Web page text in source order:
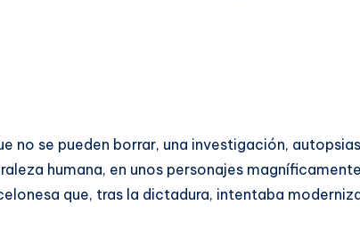
no se pueden borrar, una investigación,
humana, en unos personajes
que, tras la dictadura, intentaba